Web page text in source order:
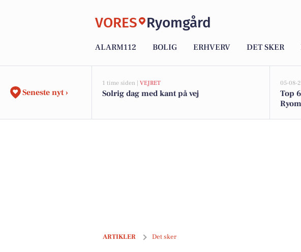
VORES Ryomgård
ALARM112 BOLIG ERHVERV DET SKER
Seneste nyt ›
1 time siden | VEJRET
Solrig dag med kant på vej
05-08-
Top
ARTIKLER Det sker
Korøvelser i Marie Magdalene Kirke: En rejse gennem sang